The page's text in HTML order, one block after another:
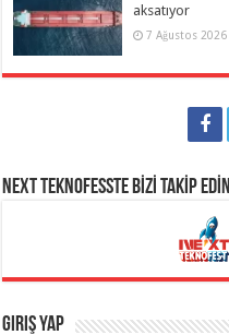
aksatıyor
7 Ağustos 2026
NEXT TEKNOFESSTE BİZİ TAKİP EDİN
Giriş Yap